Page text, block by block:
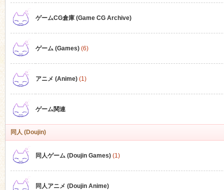
ゲームCG倉庫 (Game CG Archive)
ゲーム (Games)(6)
アニメ (Anime)(1)
ゲーム関連
同人 (Doujin)
同人ゲーム (Doujin Games)(1)
同人アニメ (Doujin Anime)